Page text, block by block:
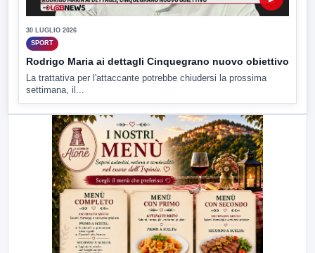
30 LUGLIO 2026
SPORT
Rodrigo Maria ai dettagli Cinquegrano nuovo obiettivo
La trattativa per l'attaccante potrebbe chiudersi la prossima
settimana, il...